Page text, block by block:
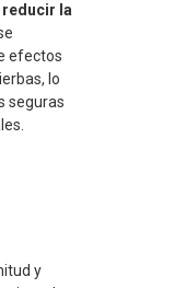
la
efectos
lo
seguras
y